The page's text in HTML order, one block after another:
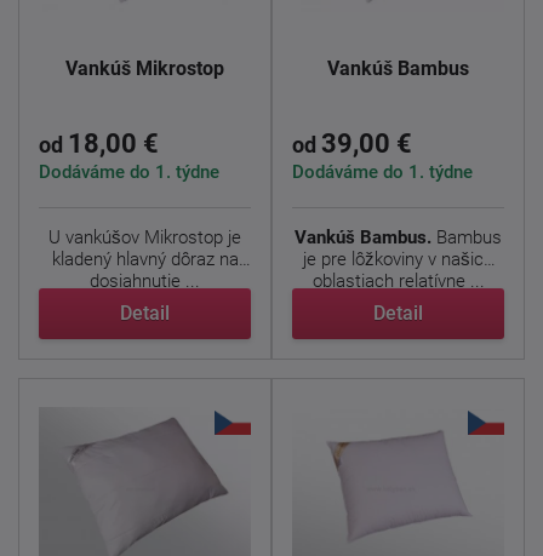
Vankúš Mikrostop
od 18,00 €
Dodáváme do 1. týdne
U vankúšov Mikrostop je
kladený hlavný dôraz na
dosiahnutie ...
Detail
Vankúš Bambus
od 39,00 €
Dodáváme do 1. týdne
Vankúš Bambus. Bambus
je pre lôžkoviny v našich
oblastiach relatívne ...
Detail